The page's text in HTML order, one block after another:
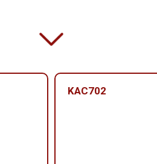
KAC702